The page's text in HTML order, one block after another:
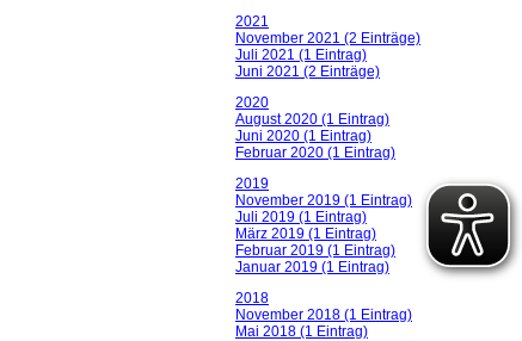
2021
November 2021 (2 Einträge)
Juli 2021 (1 Eintrag)
Juni 2021 (2 Einträge)
2020
August 2020 (1 Eintrag)
Juni 2020 (1 Eintrag)
Februar 2020 (1 Eintrag)
2019
November 2019 (1 Eintrag)
Juli 2019 (1 Eintrag)
März 2019 (1 Eintrag)
Februar 2019 (1 Eintrag)
Januar 2019 (1 Eintrag)
2018
November 2018 (1 Eintrag)
Mai 2018 (1 Eintrag)